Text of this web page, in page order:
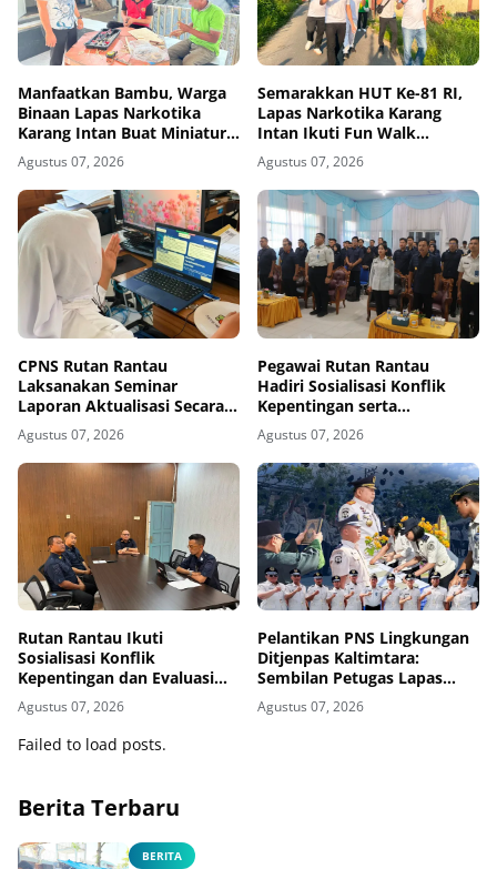
Manfaatkan Bambu, Warga
Binaan Lapas Narkotika
Karang Intan Buat Miniatur
Gantungan Kunci Abjad
Agustus 07, 2026
Semarakkan HUT Ke-81 RI,
Lapas Narkotika Karang
Intan Ikuti Fun Walk
Kemenimipas Kalsel
Agustus 07, 2026
CPNS Rutan Rantau
Laksanakan Seminar
Laporan Aktualisasi Secara
Virtual
Agustus 07, 2026
Pegawai Rutan Rantau
Hadiri Sosialisasi Konflik
Kepentingan serta
Monitoring dan Evaluasi
Caraka LHKAN di Kanwil
Ditjenpas Kalsel
Agustus 07, 2026
Rutan Rantau Ikuti
Sosialisasi Konflik
Kepentingan dan Evaluasi
Caraka LHKAN Secara Virtual
Agustus 07, 2026
Pelantikan PNS Lingkungan
Ditjenpas Kaltimtara:
Sembilan Petugas Lapas
Bontang Resmi Diangkat
Agustus 07, 2026
Failed to load posts.
Berita Terbaru
BERITA